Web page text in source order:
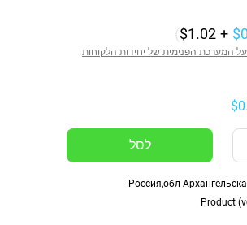
($1.02 +
Россия,обл
Product